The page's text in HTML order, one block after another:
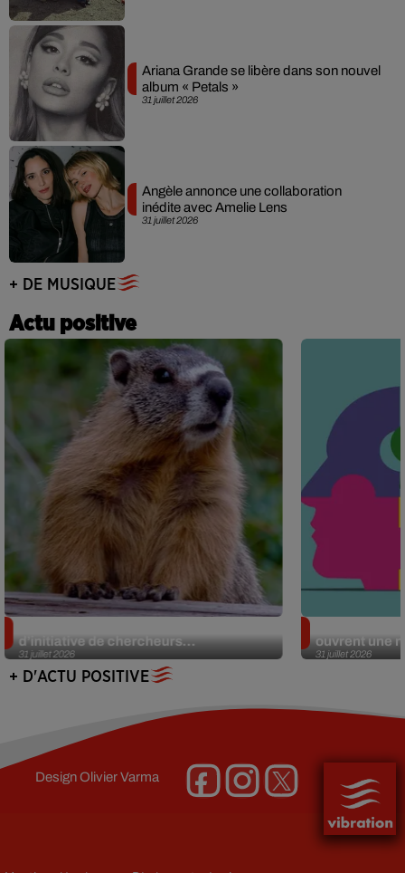
31 juillet 2026
Ariana Grande se libère dans son nouvel
album « Petals »
31 juillet 2026
Angèle annonce une collaboration
inédite avec Amelie Lens
+ DE MUSIQUE
Actu positive
31 juillet 2026
d’initiative de chercheurs...
31 juillet 2026
ouvrent une
+ D'ACTU POSITIVE
DesignOlivier Varma